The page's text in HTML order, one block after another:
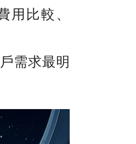
比較、
需求最明